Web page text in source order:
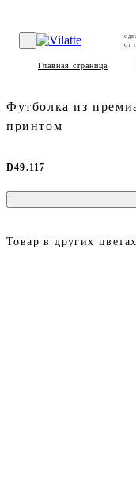
ОТ
Главная страница
Футболка из
принтом
D49.117
Товар в других